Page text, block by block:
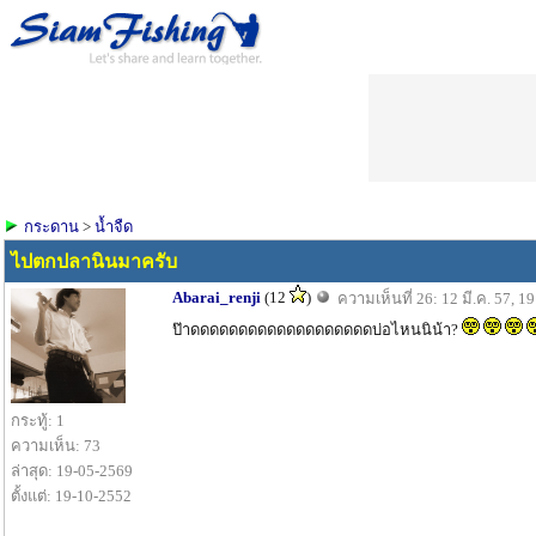
กระดาน > น้ำจืด
ไปตกปลานินมาครับ
กระทู้: 1
ความเห็น: 73
ล่าสุด: 19-05-2569
ตั้งแต่: 19-10-2552
Abarai_renji (12 )
ความเห็นที่ 26: 12 มี.ค. 57,
ป๊าดดดดดดดดดดดดดดดดดดดบ่อไหนนิน้า?